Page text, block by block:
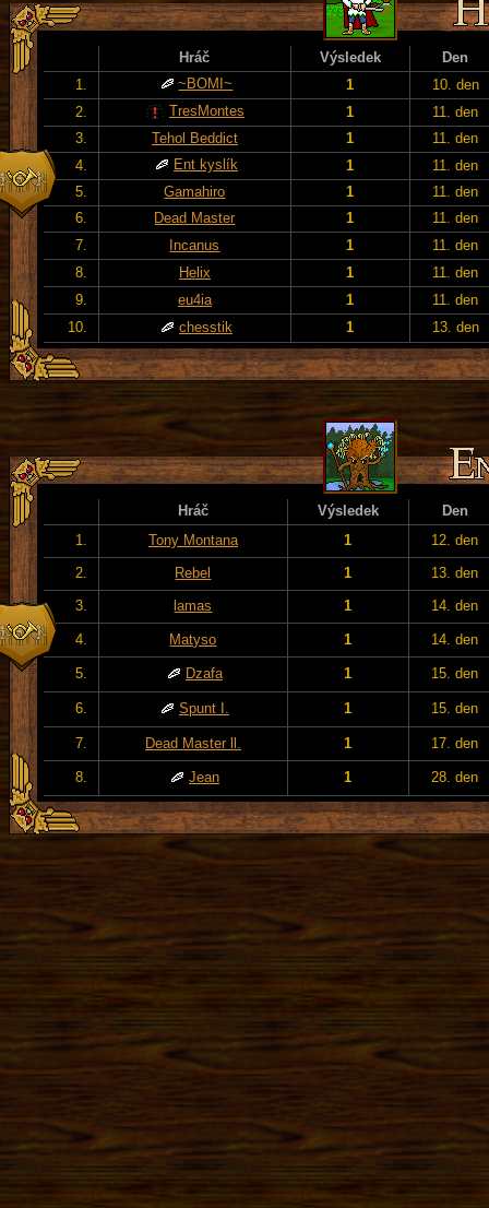
Hráč Výsledek
Den
1.
~BOMI~ 1
10. den
2.
TresMontes 1
11. den
3.
Tehol Beddict 1
11. den
4.
Ent kyslík 1
11. den
5.
Gamahiro 1
11. den
6.
Dead Master 1
11. den
7.
Incanus 1
11. den
8.
Helix 1
11. den
9.
eu4ia 1
11. den
10.
chesstik 1 13. den
Hráč Výsledek
Den
1.
Tony Montana 1
12. den
2.
Rebel 1
13. den
3.
lamas 1 14. den
4. Matyso 1 14. den
5. Dzafa 1 15. den
6. Spunt I. 1 15. den
7. Dead Master ll. 1 17. den
8. Jean 1 28. den